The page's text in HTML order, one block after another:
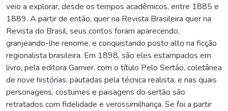
veio a explorar, desde os tempos acadêmicos, entre 1885 e
1889. A partir de então, quer na Revista Brasileira quer na
Revista do Brasil, seus contos foram aparecendo,
granjeando-lhe renome, e conquistando posto alto na ficção
regionalista brasileira. Em 1898, são eles estampados em
livro, pela editora Garnier, com o título Pelo Sertão, coletânea
de nove histórias, pautadas pela técnica realista, e nas quais
personagens, costumes e paisagens do sertão são
retratados com fidelidade e verossimilhança. Se foi a partir